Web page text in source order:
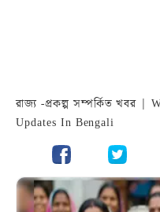
রাজ্য -প্রকল্প সম্পর্কিত খবর |
Updates In Bengali